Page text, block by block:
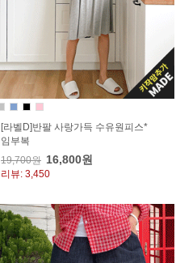
[라벨D]반팔 사랑가득 수유원피스*
임부복
19,700원 16,800원
리뷰: 3,450